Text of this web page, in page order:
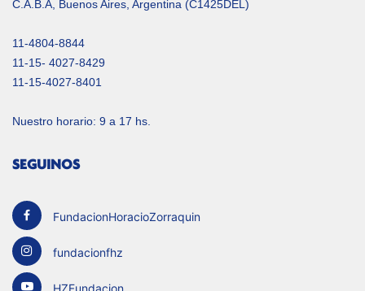
C.A.B.A, Buenos Aires, Argentina (C1425DEL)
11-4804-8844
11-15- 4027-8429
11-15-4027-8401
Nuestro horario: 9 a 17 hs.
SEGUINOS
FundacionHoracioZorraquin
fundacionfhz
HZFundacion